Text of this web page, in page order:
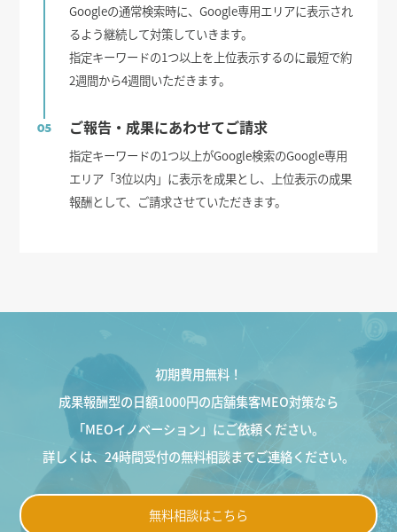
Googleの通常検索時に、Google専用エリアに表示され
るよう継続して対策していきます。
指定キーワードの1つ以上を上位表示するのに最短で約
2週間から4週間いただきます。
05 ご報告・成果にあわせてご請求
指定キーワードの1つ以上がGoogle検索のGoogle専用
エリア「3位以内」に表示を成果とし、上位表示の成果
報酬として、ご請求させていただきます。
初期費用無料！
成果報酬型の日額1000円の店舗集客MEO対策なら
「MEOイノベーション」にご依頼ください。
詳しくは、24時間受付の無料相談までご連絡ください。
無料相談はこちら